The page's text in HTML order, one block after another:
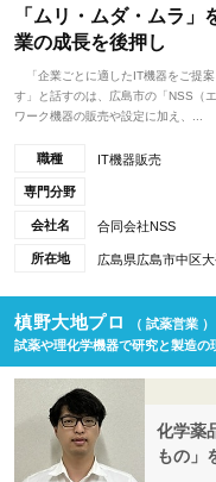
「ムリ・ムダ・ムラ
業の成長を後押し
「企業ごとに適したIT機器をご提
す」と話すのは、広島市の「NSS（
ワーク機器の販売や設定に加え、...
職種 IT機器販売
専門分野
会社名 合同会社NSS
所在地 広島県広島市中区
槙野大地プロ
（ 試薬営業 ）
試薬や理化学機器で研究と製造の
化学薬
もの」